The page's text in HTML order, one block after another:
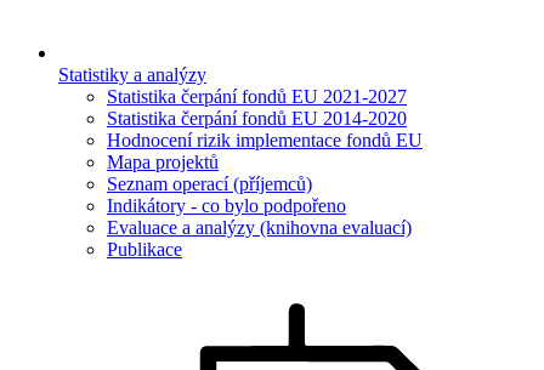
Statistiky a analýzy
Statistika čerpání fondů EU 2021-2027
Statistika čerpání fondů EU 2014-2020
Hodnocení rizik implementace fondů EU
Mapa projektů
Seznam operací (příjemců)
Indikátory - co bylo podpořeno
Evaluace a analýzy (knihovna evaluací)
Publikace